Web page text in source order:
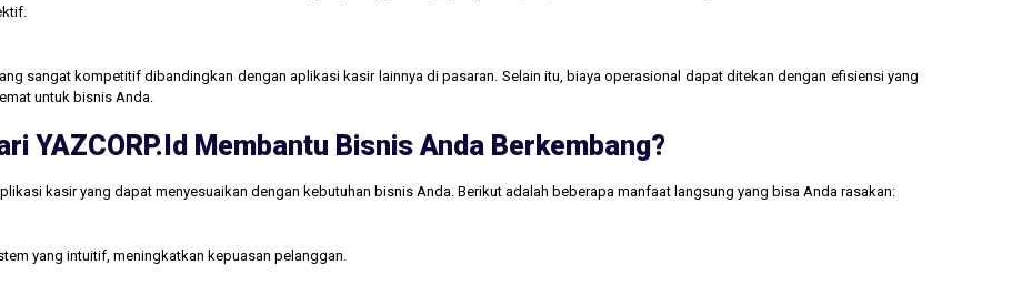
sangat kompetitif dibandingkan dengan aplikasi kasir lainnya di pasaran. Selain itu, biaya operasional dapat ditekan dengan efisiensi yang
untuk bisnis Anda.
YAZCORP.id Membantu Bisnis Anda Berkembang?
kasir yang dapat menyesuaikan dengan kebutuhan bisnis Anda. Berikut adalah beberapa manfaat langsung yang bisa Anda rasakan:
yang intuitif, meningkatkan kepuasan pelanggan.